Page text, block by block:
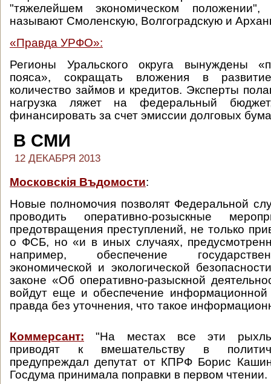
"тяжелейшем экономическом
называют Смоленскую, Волгоградскую и
«Правда УРФО»:
Регионы Уральского округа вынуждены
пояса», сокращать вложения в
количество займов и кредитов. Эксперты
нагрузка ляжет на федеральный
финансировать за счет эмиссии долговых
В СМИ
12 ДЕКАБРЯ 2013
Московскiя Въдомости:
Новые полномочия позволят Федеральной
проводить оперативно-розыскные
предотвращения преступлений, не только
о ФСБ, но «и в иных случаях,
например, обеспечение
экономической и экологической
законе «Об оперативно-разыскной
войдут еще и обеспечение информационной
правда без уточнения, что такое
Коммерсант: "На местах все эти
приводят к вмешательству в
предупреждал депутат от КПРФ Борис
Госдума принимала поправки в первом чтении.